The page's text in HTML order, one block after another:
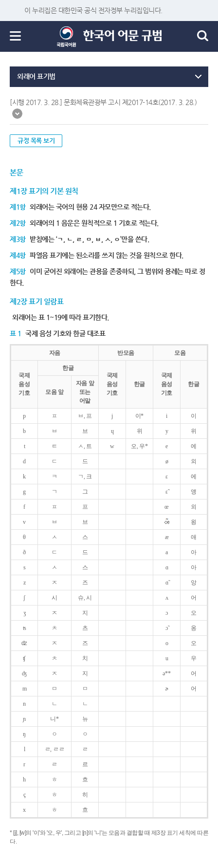
이 누리집은 대한민국 공식 전자정부 누리집입니다.
외래어 표기법
[시행 2017. 3. 28.] 문화체육관광부 고시 제2017-14호(2017. 3. 28.)
규정 목록 보기
본문
제1장 표기의 기본 원칙
제1항 외래어는 국어의 현용 24 자모만으로 적는다.
제2항 외래어의 1 음운은 원칙적으로 1 기호로 적는다.
제3항 받침에는 ‘ㄱ, ㄴ, ㄹ, ㅁ, ㅂ, ㅅ, ㅇ’만을 쓴다.
제4항 파열음 표기에는 된소리를 쓰지 않는 것을 원칙으로 한다.
제5항 이미 굳어진 외래어는 관용을 존중하되, 그 범위와 용례는 따로 정
한다.
제2장 표기 일람표
외래어는 표 1~19에 따라 표기한다.
표 1 국제 음성 기호와 한글 대조표
자음 반모음 모음
국제
음성
기호
한글
국제
음성
기호
한글
국제
음성
기호
한글
모음 앞
자음 앞
또는
어말
p ㅍ ㅂ, 프 j 이* i 이
b ㅂ 브 ɥ 위 y 위
t ㅌ ㅅ, 트 w 오, 우* e 에
d ㄷ 드 ø 외
k ㅋ ㄱ, 크 ɛ 에
g ㄱ 그 ɛ̃ 앵
f ㅍ 프 œ 외
v ㅂ 브 욍
θ ㅅ 스 æ 애
ð ㄷ 드 a 아
s ㅅ 스 ɑ 아
z ㅈ 즈 ɑ̃ 앙
ʃ 시 슈, 시 ʌ 어
ʒ ㅈ 지 ɔ 오
ʦ ㅊ 츠 ɔ̃ 옹
ʣ ㅈ 즈 o 오
ʧ ㅊ 치 u 우
ʤ ㅈ 지 ə** 어
m ㅁ ㅁ ɚ 어
n ㄴ ㄴ
ɲ 니* 뉴
ŋ ㅇ ㅇ
l ㄹ, ㄹㄹ ㄹ
r ㄹ 르
h ㅎ 흐
ç ㅎ 히
x ㅎ 흐
* [j], [w]의 '이'와 '오, 우', 그리고 [ɲ]의 '니'는 모음과 결합할 때 제3장 표기 세칙에 따른
다.